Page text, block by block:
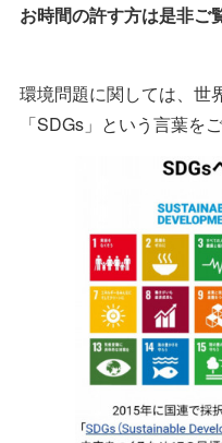
お時間の許す方は是非ご
環境問題に関しては、世
「SDGs」という言葉を